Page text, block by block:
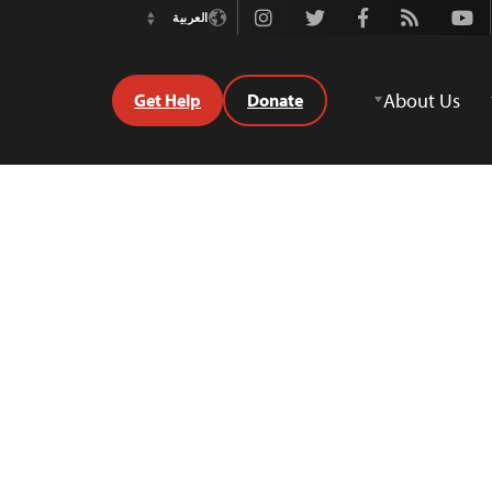
Youtube
Rss
Facebook
Twitter
Instagramالعربية
Switch
About Us
Donate
Get Help